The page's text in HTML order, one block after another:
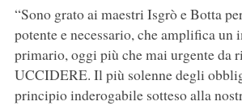
“Sono grato ai maestri Isgrò e Botta
potente e necessario, che amplifica un
primario, oggi più che mai urgente da
UCCIDERE. Il più solenne degli
principio inderogabile sotteso alla